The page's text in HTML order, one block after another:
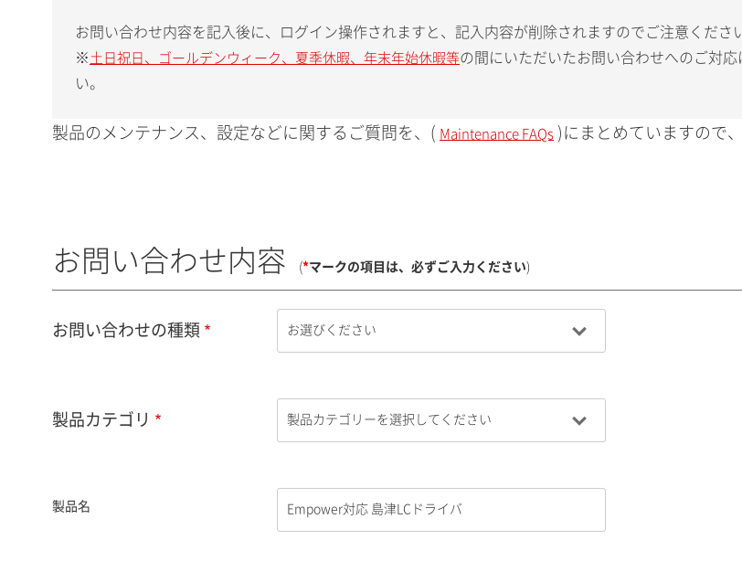
お問い合わせ内容を記入後に、ログイン操作されますと、記入内容が削除されますのでご注意くださ
※ 土日祝日、ゴールデンウィーク、夏季休暇、年末年始休暇等の間にいただいたお問い合わせへのご対
い。
製品のメンテナンス、設定などに関するご質問を、( Maintenance FAQs )にまとめていますので
お問い合わせ内容 (*マークの項目は、必ずご入力ください)
お問い合わせの種類
製品カテゴリ
製品名